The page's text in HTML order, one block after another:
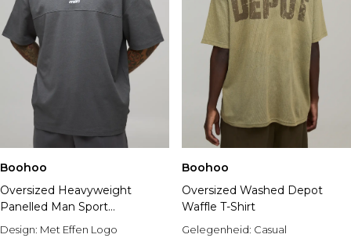
Boohoo
Oversized Heavyweight
Panelled Man Sport
Embroidered T-Shirt
Design: Met Effen Logo
Boohoo
Oversized Washed Depot
Waffle T-Shirt
Gelegenheid: Casual